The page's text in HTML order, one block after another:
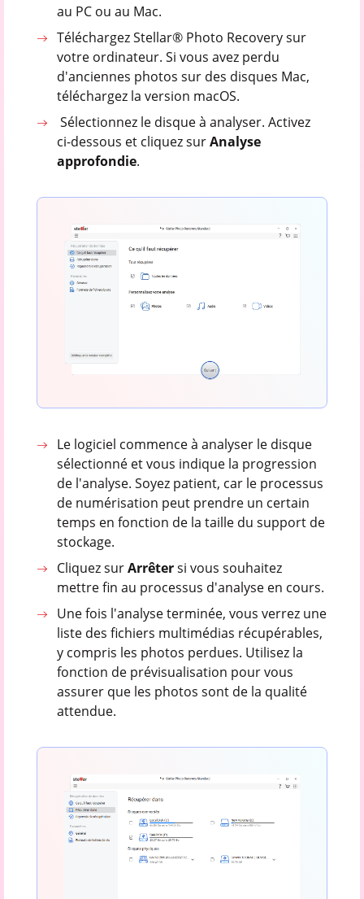
au PC ou au Mac.
Téléchargez Stellar® Photo Recovery sur
votre ordinateur. Si vous avez perdu
d'anciennes photos sur des disques Mac,
téléchargez la version macOS.
Sélectionnez le disque à analyser. Activez
ci-dessous et cliquez surAnalyse
approfondie.
Le logiciel commence à analyser le disque
sélectionné et vous indique la progression
de l'analyse. Soyez patient, car le processus
de numérisation peut prendre un certain
temps en fonction de la taille du support de
stockage.
Cliquez surArrêtersi vous souhaitez
mettre fin au processus d'analyse en cours.
Une fois l'analyse terminée, vous verrez une
liste des fichiers multimédias récupérables,
y compris les photos perdues. Utilisez la
fonction de prévisualisation pour vous
assurer que les photos sont de la qualité
attendue.